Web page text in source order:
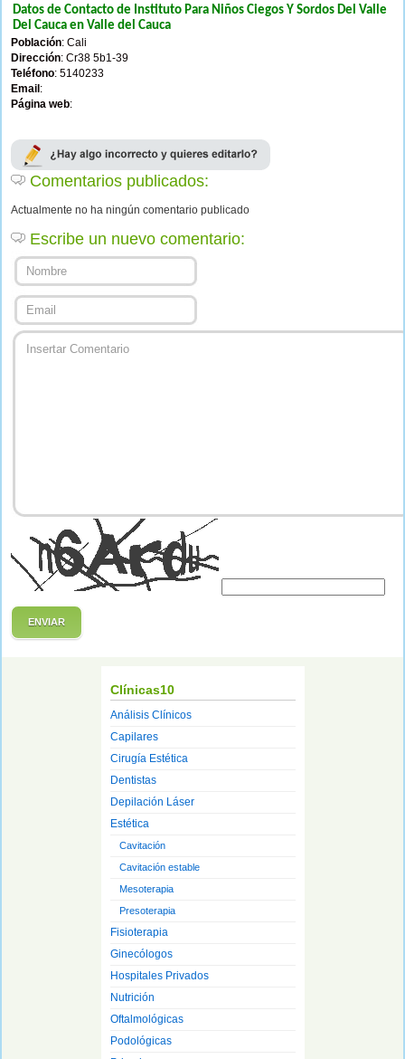
Datos de Contacto de Instituto Para Niños Ciegos Y Sordos Del Valle
Del Cauca en Valle del Cauca
Población: Cali
Dirección: Cr38 5b1-39
Teléfono: 5140233
Email :
Página web:
Comentarios publicados:
Actualmente no ha ningún comentario publicado
Escribe un nuevo comentario:
ENVIAR
Clínicas10
Análisis Clínicos
Capilares
Cirugía Estética
Dentistas
Depilación Láser
Estética
Cavitación
Cavitación estable
Mesoterapia
Presoterapia
Fisioterapia
Ginecólogos
Hospitales Privados
Nutrición
Oftalmológicas
Podológicas